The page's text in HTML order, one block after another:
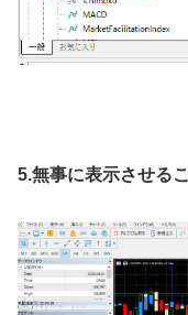
5.無事に表示させる